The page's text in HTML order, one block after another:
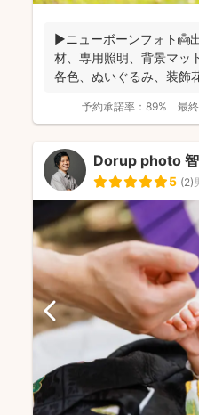
▶︎ニューボーンフォト👼
材、専用照明、背景マッ
各色、ぬいぐるみ、装
予約承諾率： 89% 最
Dorup photo
5 (2)